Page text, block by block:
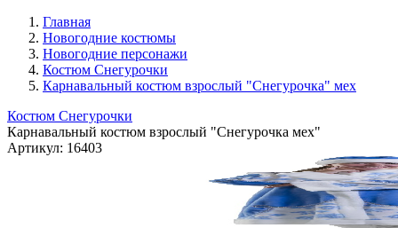
Главная
Новогодние костюмы
Новогодние персонажи
Костюм Снегурочки
Карнавальный костюм взрослый "Снегурочка" мех
Костюм Снегурочки
Карнавальный костюм взрослый "Снегурочка мех"
Артикул: 16403